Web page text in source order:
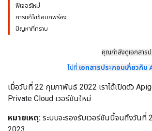
ฟีเจอร์ใหม่
การแก้ไขข้อบกพร่อง
ปัญหาที่ทราบ
คุณกำลังดูเอกสาร
ไปที่ เอกสารประกอบเกี่ยวกับ
เมื่อวันที่ 22 กุมภาพันธ์ 2022 เราได้เปิดตัว
Private Cloud เวอร์ชันใหม่
หมายเหตุ: ระบบจะรองรับเวอร์ชันนี้จนถึงวันที่